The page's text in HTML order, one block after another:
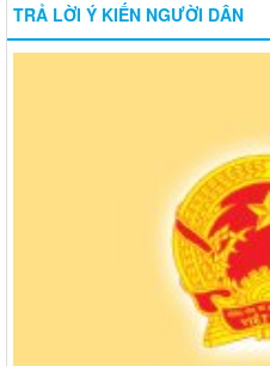
TRẢ LỜI Ý KIẾN NGƯỜI DÂN